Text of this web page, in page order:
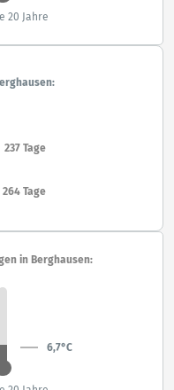
20 Jahre
237 Tage
264 Tage
in Berghausen:
6,7°C